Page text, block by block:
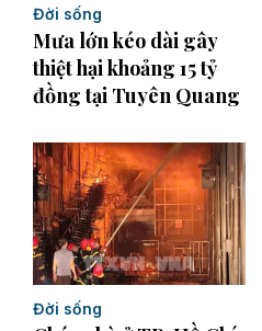
Đời sống
Mưa lớn kéo dài gây
thiệt hại khoảng 15 tỷ
đồng tại Tuyên Quang
Đời sống